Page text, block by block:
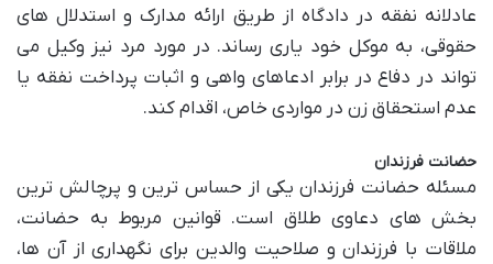
عادلانه نفقه در دادگاه از طریق ارائه مدارک و استدلال های
حقوقی، به موکل خود یاری رساند. در مورد مرد نیز وکیل می
تواند در دفاع در برابر ادعاهای واهی و اثبات پرداخت نفقه یا
عدم استحقاق زن در مواردی خاص، اقدام کند.
حضانت فرزندان
مسئله حضانت فرزندان یکی از حساس ترین و پرچالش ترین
بخش های دعاوی طلاق است. قوانین مربوط به حضانت،
ملاقات با فرزندان و صلاحیت والدین برای نگهداری از آن ها،